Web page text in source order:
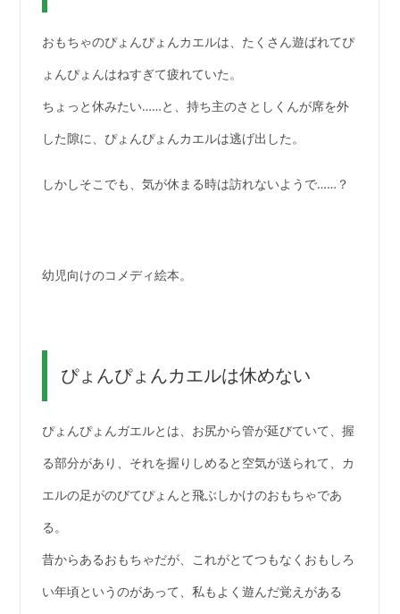
おもちゃのぴょんぴょんカエルは、たくさん遊ばれてぴ
ょんぴょんはねすぎて疲れていた。
ちょっと休みたい……と、持ち主のさとしくんが席を外
した隙に、ぴょんぴょんカエルは逃げ出した。
しかしそこでも、気が休まる時は訪れないようで……？
幼児向けのコメディ絵本。
ぴょんぴょんカエルは休めない
ぴょんぴょんガエルとは、お尻から管が延びていて、握
る部分があり、それを握りしめると空気が送られて、カ
エルの足がのびてぴょんと飛ぶしかけのおもちゃであ
る。
昔からあるおもちゃだが、これがとてつもなくおもしろ
い年頃というのがあって、私もよく遊んだ覚えがある